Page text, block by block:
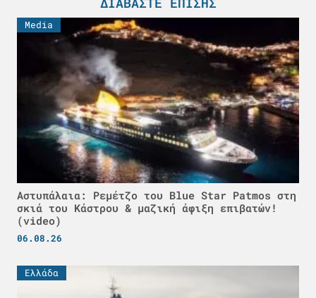
Media
Αστυπάλαια: Ρεμέτζο του Blue Star Patmos στη
σκιά του Κάστρου & μαζική άφιξη επιβατών!
(video)
06.08.26
Ελλάδα